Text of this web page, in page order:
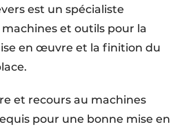
est un spécialiste
et outils pour la
en œuvre et la finition du
et recours au machines
pour une bonne mise en